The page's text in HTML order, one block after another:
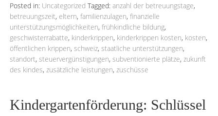
Posted in: Uncategorized Tagged: anzahl der betreuungstage,
betreuungszeit, eltern, familienzulagen, finanzielle
unterstützungsmöglichkeiten, frühkindliche bildung,
geschwisterrabatte, kinderkrippen, kinderkrippen kosten, kosten,
öffentlichen krippen, schweiz, staatliche unterstützungen,
standort, steuervergünstigungen, subventionierte plätze, zukunft
des kindes, zusätzliche leistungen, zuschüsse
Kindergartenförderung: Schlüssel